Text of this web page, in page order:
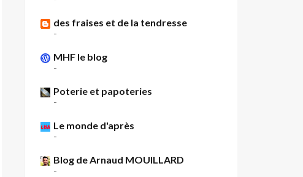
des fraises et de la tendresse
-
MHF le blog
-
Poterie et papoteries
-
Le monde d'après
-
Blog de Arnaud MOUILLARD
-